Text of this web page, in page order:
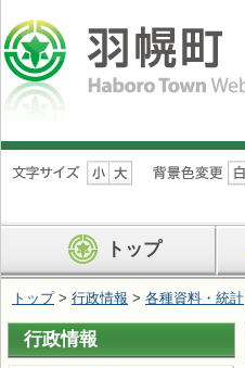
ナ
ビ
ン
を
ば
す
トップ
トップ> 行政情報 > 各種資料・統計
行政情報